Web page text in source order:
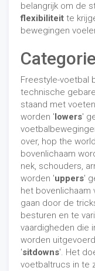
belangrijk om de
flexibiliteit te
bewegingen
Freestyle-voetbal
technische
staand met
worden ' lowers'
over, hop the
bovenlichaam
nek, schouders,
worden 'uppers'
het bovenlichaam
gaan door de
besturen en te
vaardigheden die
worden
'sitdowns'. Het
voetbaltrucs in te